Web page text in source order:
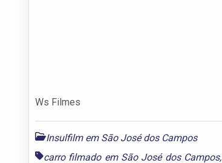
Ws Filmes
Insulfilm em São José dos Campos
carro filmado em São José dos Campos,